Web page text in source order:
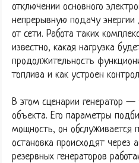
отключении основного
непрерывную подачу энергии
от сети. Работа таких
известно, какая нагрузка
продолжительность
топлива и как устроен
В этом сценарии генератор —
объекта. Его параметры
мощность, он обслуживается
остановка происходят через
резервных генераторов